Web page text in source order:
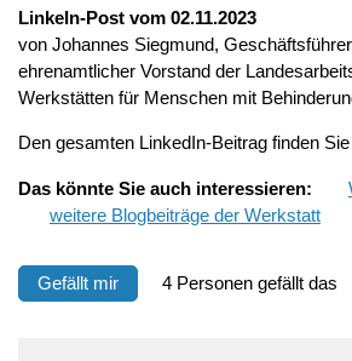
LinkeIn-Post vom 02.11.2023
von Johannes Siegmund,
ehrenamtlicher Vorstand der
Werkstätten für Menschen mit
Den gesamten LinkedIn-Beitrag finden Sie
Das könnte Sie auch interessieren:
weitere Blogbeiträge der Werkstatt
Gefällt mir 4 Personen gefällt das